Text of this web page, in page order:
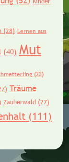
(28) Lernen aus
(40) Mut
(23)
Träume
Zauberwald(27)
(111)